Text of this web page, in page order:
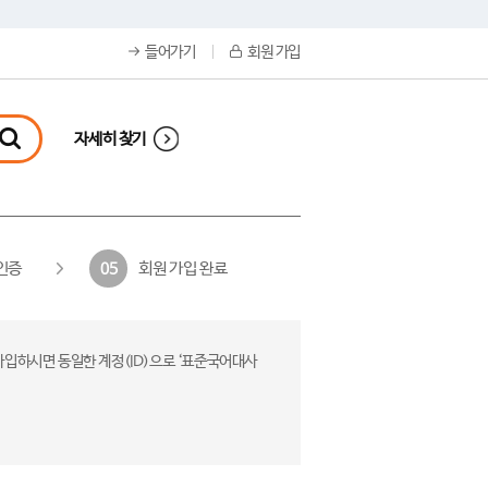
들어가기 회원 가입
자세히 찾기
증 05 회원 가입 완료
하시면 동일한 계정(ID)으로 ‘표준국어대사